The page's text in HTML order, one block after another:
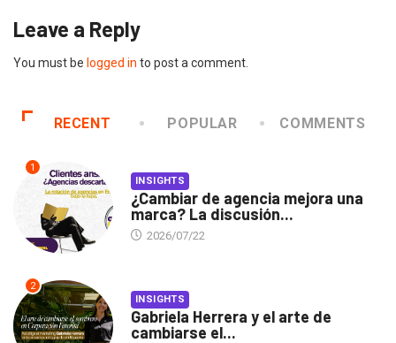
Leave a Reply
You must be logged in to post a comment.
RECENT POPULAR COMMENTS
1
INSIGHTS
¿Cambiar de agencia mejora una
marca? La discusión...
2026/07/22
2
INSIGHTS
Gabriela Herrera y el arte de
cambiarse el...